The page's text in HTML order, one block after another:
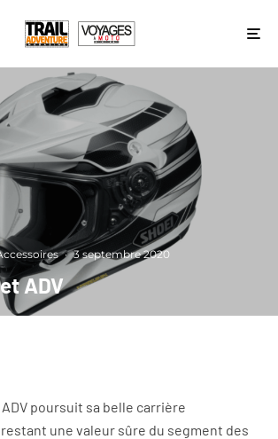
· 3 septembre 2020
ADV
poursuit sa belle carrière
une valeur sûre du segment des